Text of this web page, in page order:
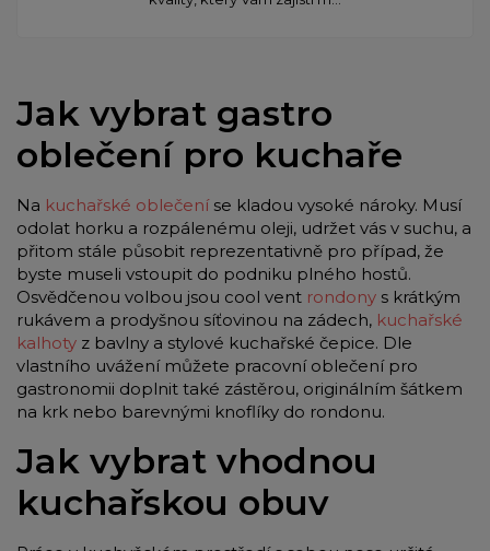
Jak vybrat gastro
oblečení pro kuchaře
Na kuchařské oblečeníse kladou vysoké nároky. Musí
odolat horku a rozpálenému oleji, udržet vás v suchu, a
přitom stále působit reprezentativně pro případ, že
byste museli vstoupit do podniku plného hostů.
Osvědčenou volbou jsou cool vent rondony s krátkým
rukávem a prodyšnou síťovinou na zádech, kuchařské
kalhoty z bavlny a stylové kuchařské čepice. Dle
vlastního uvážení můžete pracovní oblečení pro
gastronomii doplnit také zástěrou, originálním šátkem
na krk nebo barevnými knoflíky do rondonu.
Jak vybrat vhodnou
kuchařskou obuv